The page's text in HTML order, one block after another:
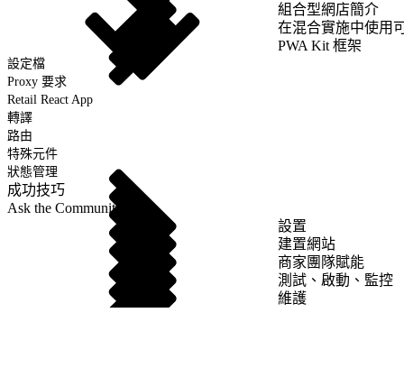
組合型網店簡介
在混合實施中使用
PWA Kit 框架
設定檔
Proxy 要求
Retail React App
轉譯
路由
特殊元件
狀態管理
成功技巧
Ask the Community
設置
建置網站
商家團隊賦能
測試、啟動、監控
維護